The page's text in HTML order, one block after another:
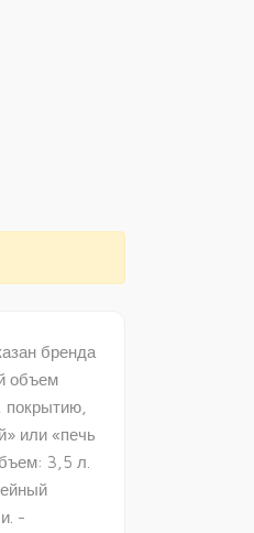
бренда
объем
или «печь
3,5 л.
-